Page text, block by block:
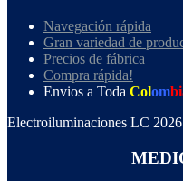
Navegación rápida
Gran variedad de
Precios de fábrica
Compra rápida!
Envios a Toda Colom
Electroiluminaciones LC